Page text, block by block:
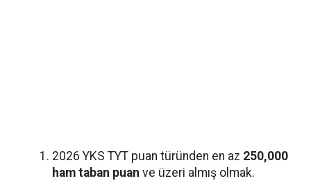
2026 YKS TYT puan türünden en az 250,000
ham taban puan ve üzeri almış olmak.